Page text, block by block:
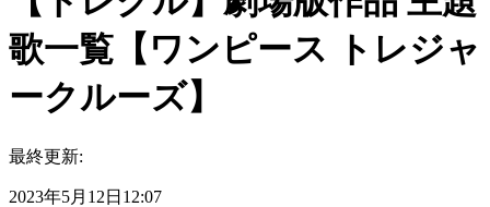
歌一覧【ワンピース トレジャ
ークルーズ】
最終更新:
2023年5月12日12:07